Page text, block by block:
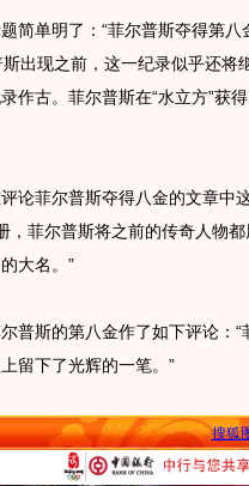
单明了：“菲尔普斯夺得第八
出现之前，这一纪录似乎还将
作古。菲尔普斯在“水立方”获
菲尔普斯夺得八金的文章中
，菲尔普斯将之前的传奇人物
大名。”
斯的第八金作了如下评论：“
留下了光辉的一笔。”
搜狐